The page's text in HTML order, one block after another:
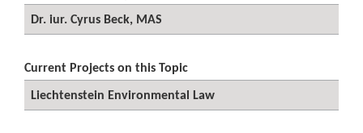
Dr. iur. Cyrus Beck, MAS
Current Projects on this Topic
Liechtenstein Environmental Law